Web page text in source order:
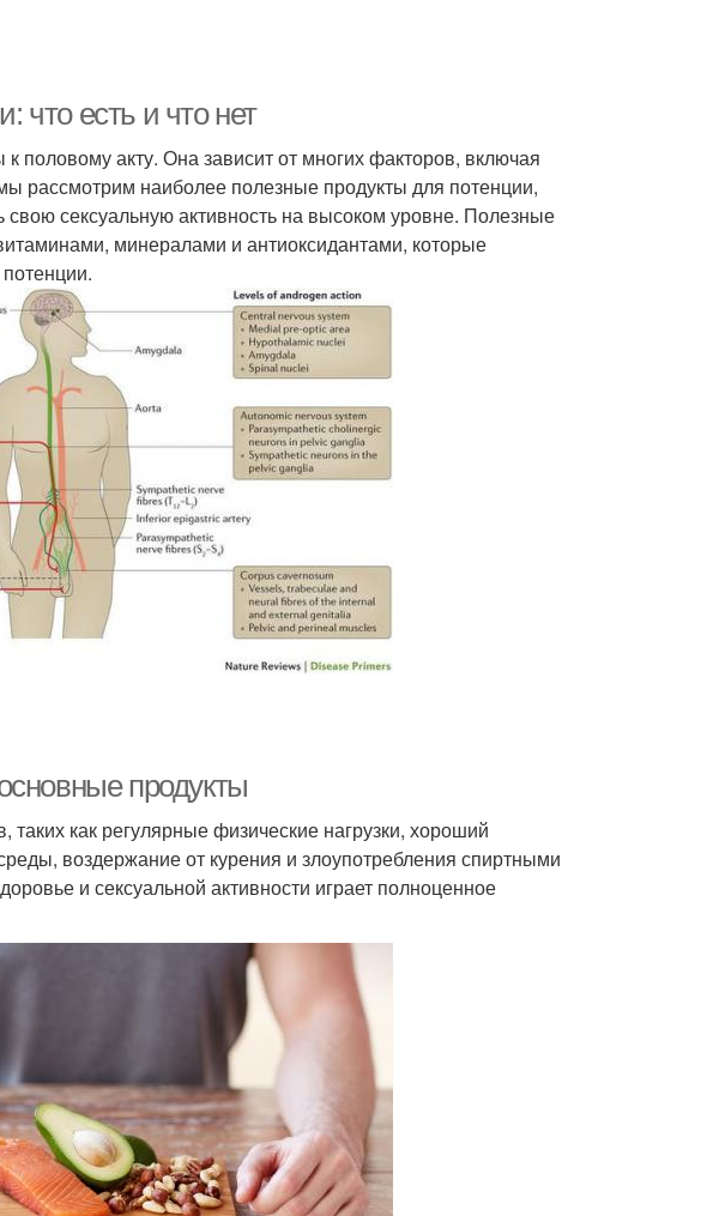
что есть и что нет
половому акту. Она зависит от многих факторов, включая
рассмотрим наиболее полезные продукты для потенции,
сексуальную активность на высоком уровне. Полезные
минералами и антиоксидантами, которые
продукты
как регулярные физические нагрузки, хороший
воздержание от курения и злоупотребления спиртными
и сексуальной активности играет полноценное